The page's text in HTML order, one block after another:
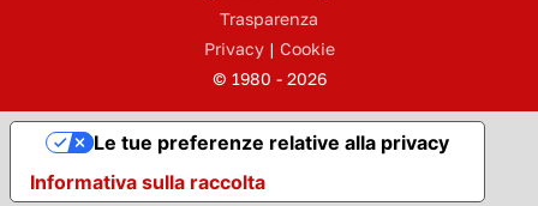
Trasparenza
Privacy| Cookie
© 1980 - 2026
Informativa sulla raccolta
Le tue preferenze relative alla privacy